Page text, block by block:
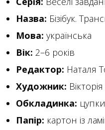
Назва: Бізібук.
Мова: українська
Вік: 2–6 років
Редактор: Наталя
Художник:
Обкладинка:
Папір: картон із